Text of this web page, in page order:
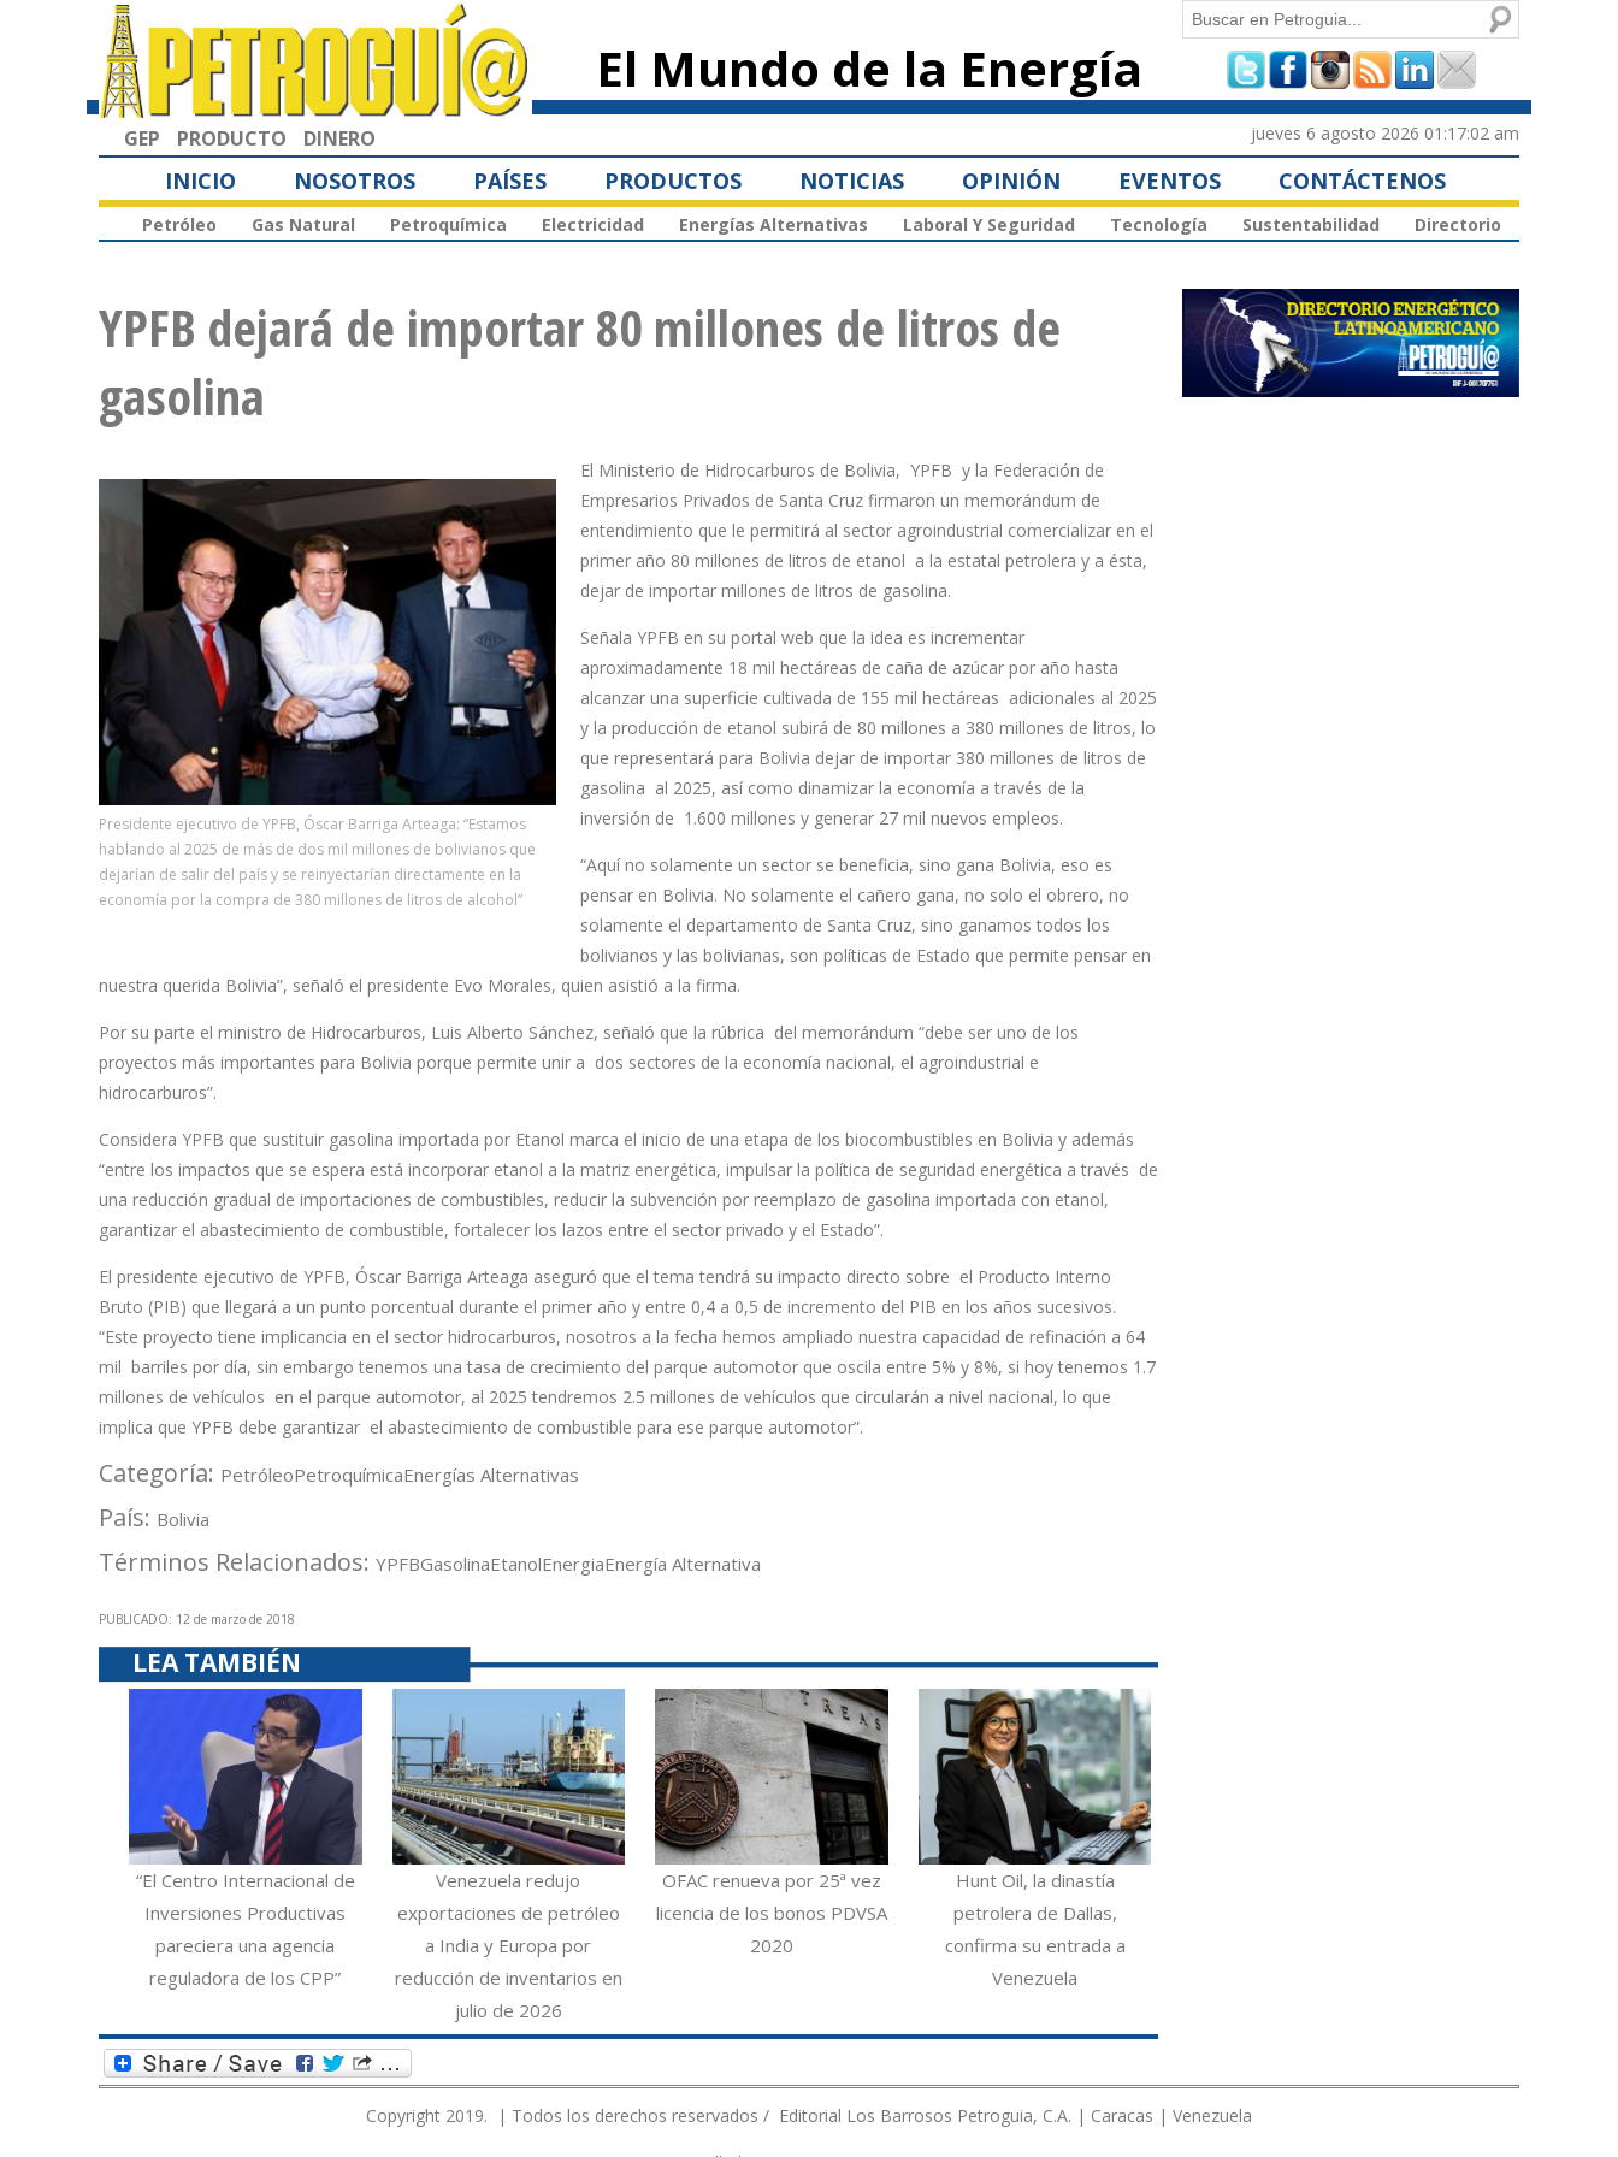
principal
El Mundo de la Energía
Formulario de
búsqueda
Buscar
GEP PRODUCTO DINERO jueves 6 agosto 2026 01:17:02 am
INICIO NOSOTROS PAÍSES PRODUCTOS NOTICIAS OPINIÓN EVENTOS CONTÁCTENOS
Petróleo Gas Natural Petroquímica Electricidad Energías Alternativas Laboral Y Seguridad Tecnología Sustentabilidad Directorio
YPFB dejará de importar 80 millones de litros de
gasolina
Presidente ejecutivo de YPFB, Óscar Barriga Arteaga: “Estamos
hablando al 2025 de más de dos mil millones de bolivianos que
dejarían de salir del país y se reinyectarían directamente en la
economía por la compra de 380 millones de litros de alcohol”
El Ministerio de Hidrocarburos de Bolivia, YPFB y la Federación de
Empresarios Privados de Santa Cruz firmaron un memorándum de
entendimiento que le permitirá al sector agroindustrial comercializar en el
primer año 80 millones de litros de etanol a la estatal petrolera y a ésta,
dejar de importar millones de litros de gasolina.
Señala YPFB en su portal web que la idea es incrementar
aproximadamente 18 mil hectáreas de caña de azúcar por año hasta
alcanzar una superficie cultivada de 155 mil hectáreas adicionales al 2025
y la producción de etanol subirá de 80 millones a 380 millones de litros, lo
que representará para Bolivia dejar de importar 380 millones de litros de
gasolina al 2025, así como dinamizar la economía a través de la
inversión de 1.600 millones y generar 27 mil nuevos empleos.
“Aquí no solamente un sector se beneficia, sino gana Bolivia, eso es
pensar en Bolivia. No solamente el cañero gana, no solo el obrero, no
solamente el departamento de Santa Cruz, sino ganamos todos los
bolivianos y las bolivianas, son políticas de Estado que permite pensar en
nuestra querida Bolivia”, señaló el presidente Evo Morales, quien asistió a la firma.
Por su parte el ministro de Hidrocarburos, Luis Alberto Sánchez, señaló que la rúbrica del memorándum “debe ser uno de los
proyectos más importantes para Bolivia porque permite unir a dos sectores de la economía nacional, el agroindustrial e
hidrocarburos”.
Considera YPFB que sustituir gasolina importada por Etanol marca el inicio de una etapa de los biocombustibles en Bolivia y además
“entre los impactos que se espera está incorporar etanol a la matriz energética, impulsar la política de seguridad energética a través de
una reducción gradual de importaciones de combustibles, reducir la subvención por reemplazo de gasolina importada con etanol,
garantizar el abastecimiento de combustible, fortalecer los lazos entre el sector privado y el Estado”.
El presidente ejecutivo de YPFB, Óscar Barriga Arteaga aseguró que el tema tendrá su impacto directo sobre el Producto Interno
Bruto (PIB) que llegará a un punto porcentual durante el primer año y entre 0,4 a 0,5 de incremento del PIB en los años sucesivos.
“Este proyecto tiene implicancia en el sector hidrocarburos, nosotros a la fecha hemos ampliado nuestra capacidad de refinación a 64
mil barriles por día, sin embargo tenemos una tasa de crecimiento del parque automotor que oscila entre 5% y 8%, si hoy tenemos 1.7
millones de vehículos en el parque automotor, al 2025 tendremos 2.5 millones de vehículos que circularán a nivel nacional, lo que
implica que YPFB debe garantizar el abastecimiento de combustible para ese parque automotor”.
Categoría: PetróleoPetroquímicaEnergías Alternativas
País: Bolivia
Términos Relacionados: YPFBGasolinaEtanolEnergiaEnergía Alternativa
PUBLICADO: 12 de marzo de 2018
LEA TAMBIÉN
“El Centro Internacional de
Inversiones Productivas
pareciera una agencia
reguladora de los CPP”
Venezuela redujo
exportaciones de petróleo
a India y Europa por
reducción de inventarios en
julio de 2026
OFAC renueva por 25ª vez
licencia de los bonos PDVSA
2020
Hunt Oil, la dinastía
petrolera de Dallas,
confirma su entrada a
Venezuela
Copyright 2019. | Todos los derechos reservados / Editorial Los Barrosos Petroguia, C.A. | Caracas | Venezuela